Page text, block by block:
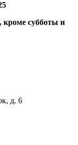
кроме субботы и
д. 6